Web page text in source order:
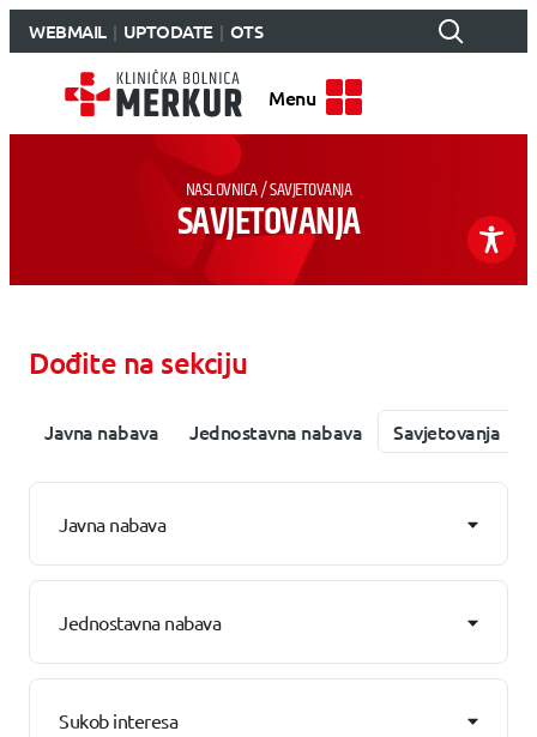
WEBMAIL UPTODATE OTS
Menu
NASLOVNICA/SAVJETOVANJA
SAVJETOVANJA
Dođite na sekciju
Javna nabava Jednostavna nabava Savjetovanja
Javna nabava
Jednostavna nabava
Sukob interesa